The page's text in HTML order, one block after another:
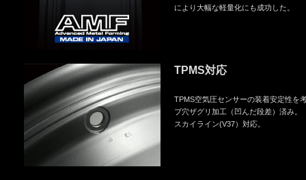
により大幅な軽量化にも成功した。
TPMS対応
TPMS空気圧センサーの装着安定性を
ブ穴ザグリ加工（凹んだ段差）済み。
スカイライン(V37）対応。